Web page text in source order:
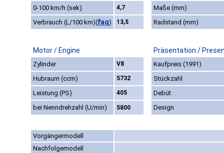
0-100 km/h (sek)
4,7
Maße (mm)
Verbrauch (L/100 km)(faq) 13,5 Radstand (mm)
Motor / Engine Präsentation /
Zylinder V8
Kaufpreis (1991)
Hubraum (ccm)
5732
Stückzahl
Leistung (PS)
405
Debüt
bei Nenndrehzahl (U/min)
5800 Design
Vorgängermodell
Nachfolgemodell